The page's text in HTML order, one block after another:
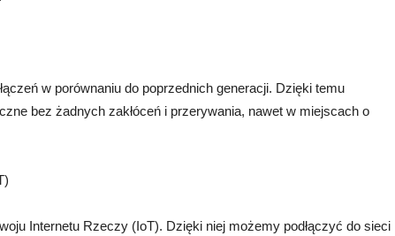
w porównaniu do poprzednich generacji. Dzięki temu
bez żadnych zakłóceń i przerywania, nawet w miejscach o
Internetu Rzeczy (IoT). Dzięki niej możemy podłączyć do sieci